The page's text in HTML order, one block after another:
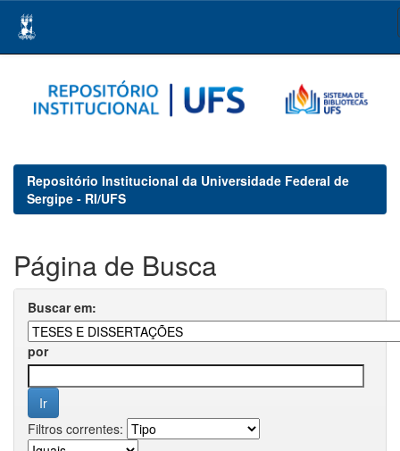
navigation
Repositório Institucional da Universidade Federal de
Sergipe - RI/UFS
Página de Busca
Buscar em:
por
Filtros correntes: